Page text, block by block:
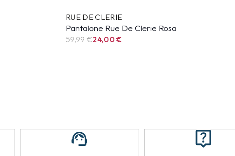
RUE DE CLERIE
Pantalone Rue De Clerie Rosa
59,99€24,00€